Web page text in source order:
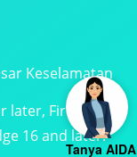
Keselamatan
later, Firefox 61
16 and later.